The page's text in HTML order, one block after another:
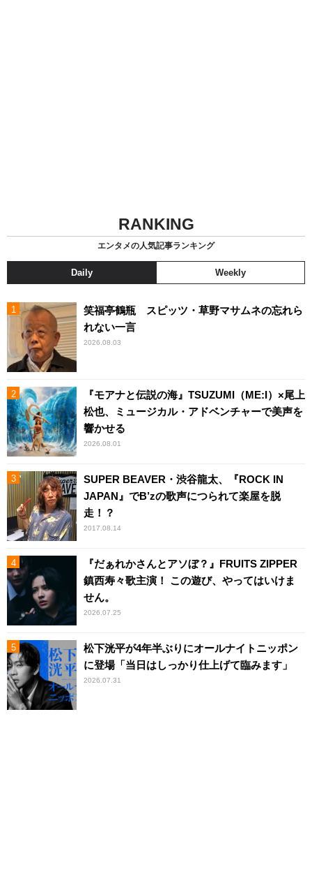
RANKING
エンタメの人気記事ランキング
Daily Weekly
笑福亭鶴瓶 スピッツ・草野マサムネの忘れら
れない一言
2026.08.03
『モアナと伝説の海』TSUZUMI（ME:I）×尾上
松也、ミュージカル・アドベンチャーで美声を
響かせる
2026.08.01
SUPER BEAVER・渋谷龍太、『ROCK IN
JAPAN』でB’zの歌声につられて楽屋を脱
走！？
2017.08.14
『だぁれかさんとアソぼ？』FRUITS ZIPPER
鎮西寿々歌主演！ この遊び、やってはいけま
せん。
2026.07.25
松下洸平が4年半ぶりにオールナイトニッポン
に登場「当日はしっかり仕上げて臨みます」
2026.07.31